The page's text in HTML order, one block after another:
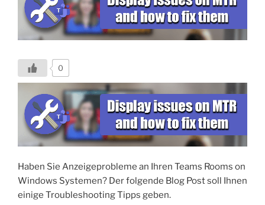
0
Haben Sie Anzeigeprobleme an Ihren Teams Rooms on
Windows Systemen? Der folgende Blog Post soll Ihnen
einige Troubleshooting Tipps geben.